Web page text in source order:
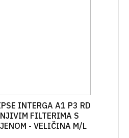
INTERGA A1 P3 RD
FILTERIMA S
- VELIČINA M/L